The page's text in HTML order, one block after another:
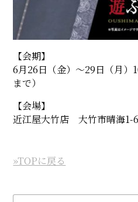
【会期】
6月26日（金）〜29日（月）
まで）
【会場】
近江屋大竹店 大竹市晴海1-
»TOPに戻る